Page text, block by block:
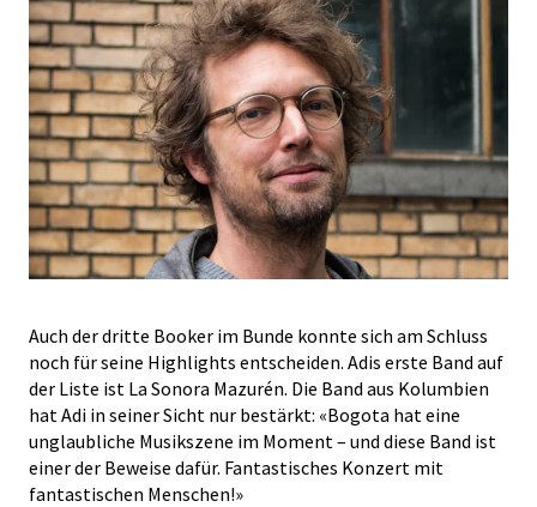
Auch der dritte Booker im Bunde konnte sich am Schluss
noch für seine Highlights entscheiden. Adis erste Band auf
der Liste ist La Sonora Mazurén. Die Band aus Kolumbien
hat Adi in seiner Sicht nur bestärkt: «Bogota hat eine
unglaubliche Musikszene im Moment – und diese Band ist
einer der Beweise dafür. Fantastisches Konzert mit
fantastischen Menschen!»